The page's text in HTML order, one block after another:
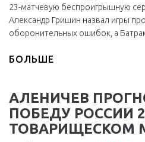
23-матчевую беспроигрышную
Александр Гришин назвал игры
оборонительных ошибок, а
БОЛЬШЕ
АЛЕНИЧЕВ
ПОБЕДУ РОССИИ
ТОВАРИЩЕСКОМ